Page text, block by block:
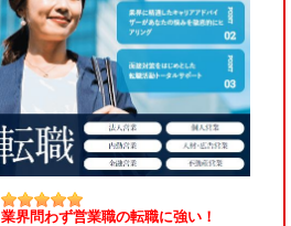
業界問わず営業職の転職に強い！